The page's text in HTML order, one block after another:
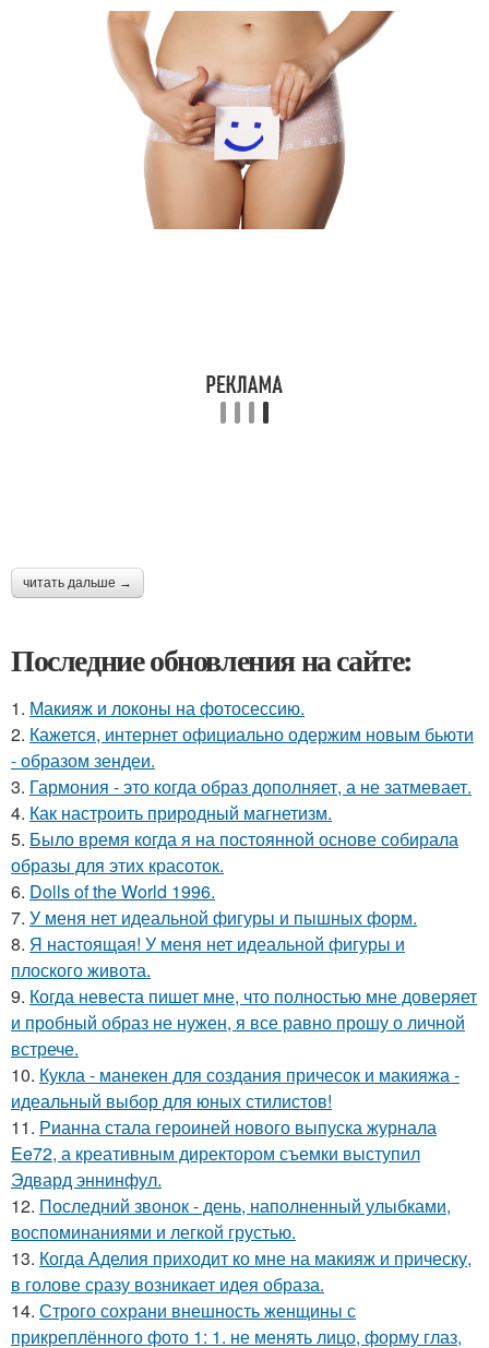
читать дальше →
Последние обновления на сайте:
1. Макияж и локоны на фотосессию.
2. Кажется, интернет официально одержим новым бьюти
- образом зендеи.
3. Гармония - это когда образ дополняет, а не затмевает.
4. Как настроить природный магнетизм.
5. Было время когда я на постоянной основе собирала
образы для этих красоток.
6. Dolls of the World 1996.
7. У меня нет идеальной фигуры и пышных форм.
8. Я настоящая! У меня нет идеальной фигуры и
плоского живота.
9. Когда невеста пишет мне, что полностью мне доверяет
и пробный образ не нужен, я все равно прошу о личной
встрече.
10. Кукла - манекен для создания причесок и макияжа -
идеальный выбор для юных стилистов!
11. Рианна стала героиней нового выпуска журнала
Ee72, а креативным директором съемки выступил
Эдвард эннинфул.
12. Последний звонок - день, наполненный улыбками,
воспоминаниями и легкой грустью.
13. Когда Аделия приходит ко мне на макияж и прическу,
в голове сразу возникает идея образа.
14. Строго сохрани внешность женщины с
прикреплённого фото 1: 1. не менять лицо, форму глаз,